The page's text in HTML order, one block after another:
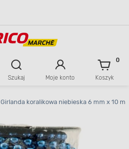
Szukaj Moje konto Koszyk
0
Girlanda koralikowa niebieska 6 mm x 10 m